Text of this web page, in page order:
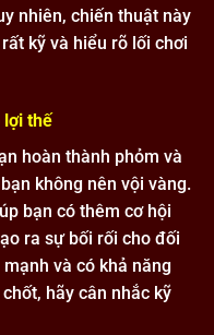
nhiên, chiến thuật này
kỹ và hiểu rõ lối chơi
lợi thế
hoàn thành phỏm và
không nên vội vàng.
bạn có thêm cơ hội
ra sự bối rối cho đối
và có khả năng
hãy cân nhắc kỹ